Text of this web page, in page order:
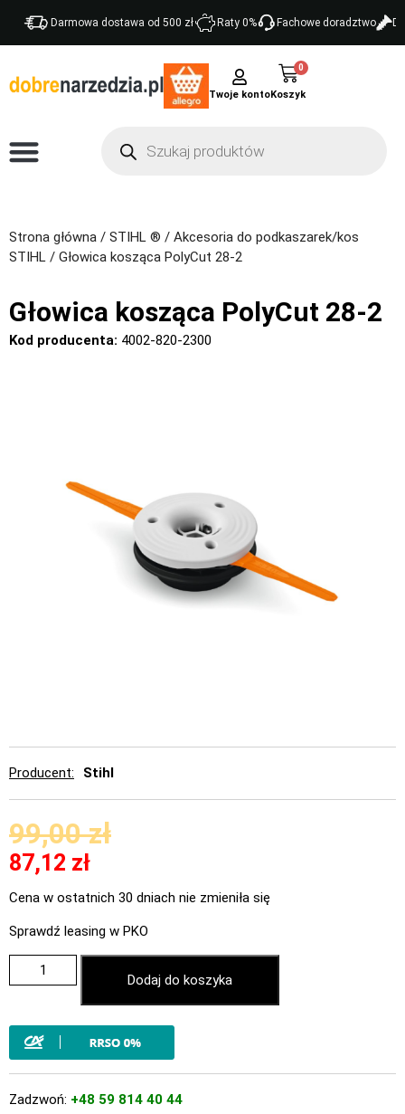
Darmowa dostawa od 500 zł Raty 0% Fachowe doradztwo
Twoje konto
0
Strona główna / STIHL ® / Akcesoria do podkaszarek/kos
STIHL / Głowica kosząca PolyCut 28-2
Głowica kosząca PolyCut 28-2
Kod producenta: 4002-820-2300
Producent Stihl
99,00zł
87,12 zł
Cena w ostatnich 30 dniach nie zmieniła się
Sprawdź leasing w PKO
Dodaj do koszyka
Zadzwoń: +48 59 814 40 44